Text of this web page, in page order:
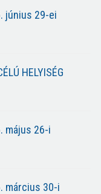
június 29-ei
HELYISÉG
május 26-i
március 30-i